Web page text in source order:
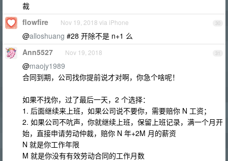
裁
30
flowfire Nov 19, 2018 via iPhone
@alloshuang #28 开除不是 n+1 么
31
Ann5527 Nov 19, 2018
@maojy1989
合同到期，公司找你提前说才对啊，你急个啥呢！
如果不找你，过了最后一天，2 个选择：
1. 后面继续来上班，如果公司说不要你，需要赔你 N 工资；
2. 如果公司不吭声，你就继续上班，保留上班记录，满一个月开
始，直接申请劳动仲裁，赔你 N 年+2M 月的薪资
N 就是你工作年限
M 就是你没有有效劳动合同的工作月数